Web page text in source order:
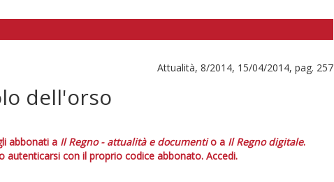
Attualità, 8/2014, 15/04/2014, pag. 257
dell'orso
abbonati a Il Regno - attualità e documentio a Il Regno digitale.
autenticarsi con il proprio codice abbonato. Accedi.